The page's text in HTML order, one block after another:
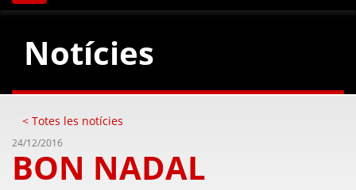
Notícies
< Totes les notícies
24/12/2016
BON NADAL